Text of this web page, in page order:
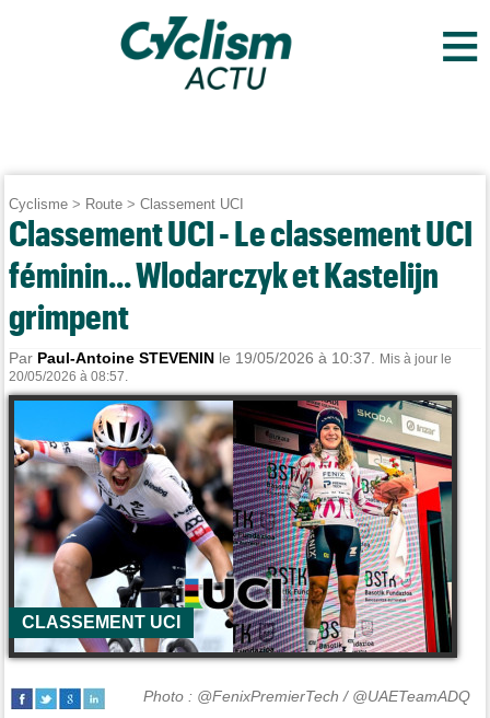
≡
Cyclisme > Route >Classement UCI
Classement UCI - Le classement UCI
féminin... Wlodarczyk et Kastelijn
grimpent
Par Paul-Antoine STEVENIN le 19/05/2026 à 10:37.
Mis à jour le
20/05/2026 à 08:57.
CLASSEMENT UCI
Photo : @FenixPremierTech / @UAETeamADQ